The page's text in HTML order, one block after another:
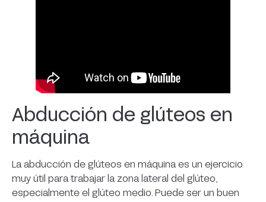
Abducción de glúteos en
máquina
La abducción de glúteos en máquina es un ejercicio
muy útil para trabajar la zona lateral del glúteo,
especialmente el glúteo medio. Puede ser un buen